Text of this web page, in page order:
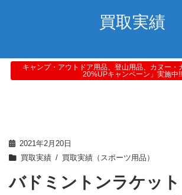
買取実績
キャンプ・アウトドア用品、登山用品、カヌー・
20%UPキャンペーン」実施中!!
2021年2月20日
買取実績
買取実績（スポーツ用品）
バドミントンラケッ